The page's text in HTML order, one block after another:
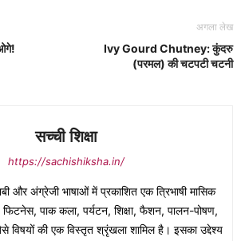
अगला लेख
Ivy Gourd Chutney: कुंदरु
(परमल) की चटपटी चटनी
सच्ची शिक्षा
https://sachishiksha.in/
और अंग्रेजी भाषाओं में प्रकाशित एक त्रिभाषी मासिक
फिटनेस, पाक कला, पर्यटन, शिक्षा, फैशन, पालन-पोषण,
विषयों की एक विस्तृत श्रृंखला शामिल है। इसका उद्देश्य